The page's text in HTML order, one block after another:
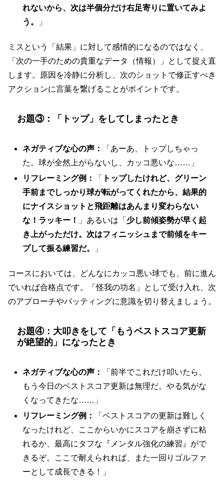
れないから、次は半個分だけ右足寄りに置いてみよ
う。
」
ミスという「結果」に対して感情的になるのではなく、
「次の一手のための貴重なデータ（情報）」として捉え直
します。原因を冷静に分析し、次のショットで修正すべき
アクションに言葉を繋げることがポイントです。
お題③：「トップ」をしてしまったとき
ネガティブな心の声：
「あーあ、トップしちゃっ
た。球が全然上がらないし、カッコ悪いな……」
リフレーミング例：
「
トップしたけれど、グリーン
手前までしっかり球が転がってくれたから、結果的
にナイスショットと飛距離はあんまり変わらない
な！ラッキー！
」あるいは「少し前傾姿勢が早く起
き上がっただけ。次はフィニッシュまで前傾をキー
プして振る練習だ。
」
コースにおいては、どんなにカッコ悪い球でも、前に進ん
でいれば合格点です。「怪我の功名」として受け入れ、次
のアプローチやパッティングに意識を切り替えましょう。
お題④：大叩きをして「もうベストスコア更新
が絶望的」になったとき
ネガティブな心の声：
「前半でこれだけ叩いたら、
もう今日のベストスコア更新は無理だ。やる気がな
くなってきたな……」
リフレーミング例：
「ベストスコアの更新は難しく
なったけれど、ここからいかにスコアを崩さずに粘
れるか、最高にタフな『メンタル強化の練習』がで
きるぞ。ここで耐えられれば、また一回りゴルファ
ーとして成長できる！」